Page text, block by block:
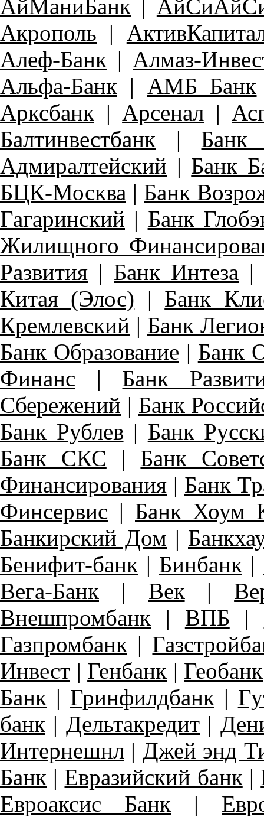
АйМаниБанк
Акрополь |
Алеф-Банк | Алмаз-
Альфа-Банк | АМБ Банк
Арксбанк | Арсенал |
Балтинвестбанк | Банк
Адмиралтейский | Банк
БЦК-Москва | Банк
Гагаринский | Банк
Жилищного
Развития | Банк Интеза |
Китая (Элос) | Банк
Кремлевский | Банк
Банк Образование | Банк
Финанс | Банк
Сбережений | Банк
Банк Рублев | Банк
Банк СКС | Банк
Финансирования | Банк
Финсервис | Банк Хоум
Банкирский Дом |
Бенифит-банк | Бинбанк |
Вега-Банк | Век |
Внешпромбанк | ВПБ |
Газпромбанк |
Инвест | Генбанк | Геобанк
Банк | Гринфилдбанк |
банк | Дельтакредит |
Интернешнл | Джей энд
Банк | Евразийский банк |
Евроаксис Банк |